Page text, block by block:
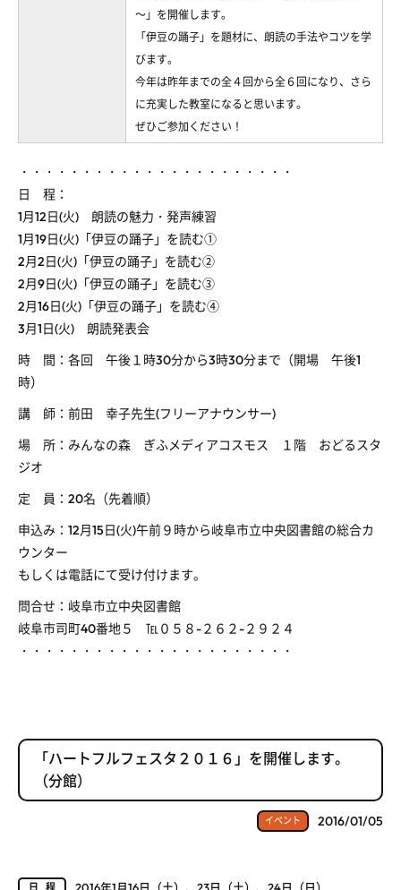
～」を開催します。
「伊豆の踊子」を題材に、朗読の手法やコツを学
びます。
今年は昨年までの全４回から全６回になり、さら
に充実した教室になると思います。
ぜひご参加ください！
・・・・・・・・・・・・・・・・・・・・・・
日 程：
1月12日(火) 朗読の魅力・発声練習
1月19日(火)「伊豆の踊子」を読む①
2月2日(火)「伊豆の踊子」を読む②
2月9日(火)「伊豆の踊子」を読む③
2月16日(火)「伊豆の踊子」を読む④
3月1日(火) 朗読発表会
時 間：各回 午後１時30分から3時30分まで（開場 午後1
時）
講 師：前田 幸子先生(フリーアナウンサー)
場 所：みんなの森 ぎふメディアコスモス １階 おどるスタ
ジオ
定 員：20名（先着順）
申込み：12月15日(火)午前９時から岐阜市立中央図書館の総合カ
ウンター
もしくは電話にて受け付けます。
問合せ：岐阜市立中央図書館
岐阜市司町40番地５ ℡０５８-２６２-２９２４
・・・・・・・・・・・・・・・・・・・・・・
「ハートフルフェスタ２０１６」を開催します。
（分館）
イベント 2016/01/05
日程 2016年1月16日（土）、23日（土）、24日（日）